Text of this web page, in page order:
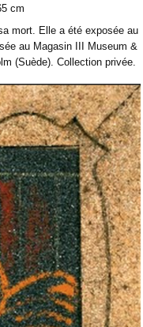
cm
mort. Elle a été exposée au
au Magasin III Museum &
(Suède). Collection privée.